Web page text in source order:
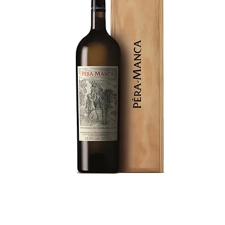
Este vinho a cada safra é elaborado com a
melhor uva da colheita, que não seja uma
variedade típica do Alentejo.
Em 2021, destaca-se pela colheita excepcional
As uvas foram cuidadosamente selecionadas
e transportadas para a adega, onde passaram
por uma maceração pré-fermentativa a frio,
seguida de fermentação alcoólica a 28ºC e
maceração prolongada. Após o processo, o
vinho estagiou por 15 meses em barricas
novas de carvalho francês.